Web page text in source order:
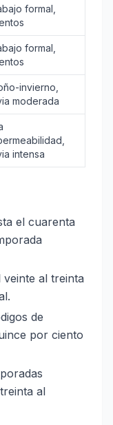
formal,
formal,
invierno,
moderada
intensa
el cuarenta
veinte al treinta
de
por ciento
al